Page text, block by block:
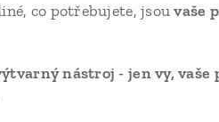
co potřebujete, jsouvaše
nástroj - jen vy, vaše